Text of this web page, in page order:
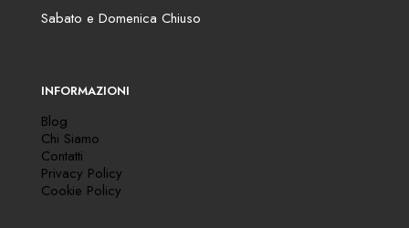
Sabato e Domenica Chiuso
INFORMAZIONI
Blog
Chi Siamo
Contatti
Privacy Policy
Cookie Policy